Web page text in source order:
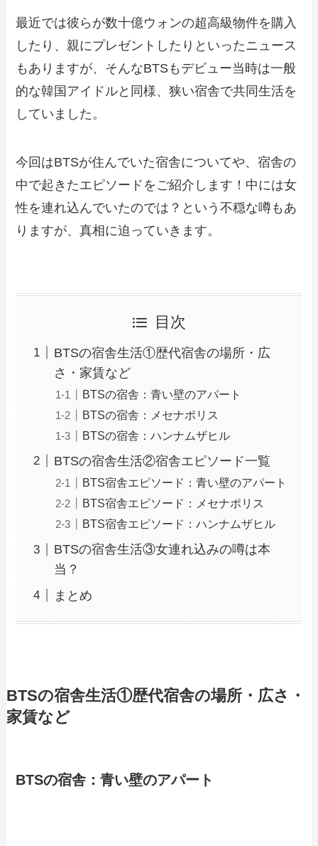
最近では彼らが数十億ウォンの超高級物件を購入
したり、親にプレゼントしたりといったニュース
もありますが、そんなBTSもデビュー当時は一般
的な韓国アイドルと同様、狭い宿舎で共同生活を
していました。
今回はBTSが住んでいた宿舎についてや、宿舎の
中で起きたエピソードをご紹介します！中には女
性を連れ込んでいたのでは？という不穏な噂もあ
りますが、真相に迫っていきます。
目次
BTSの宿舎生活①歴代宿舎の場所・広
さ・家賃など
BTSの宿舎：青い壁のアパート
BTSの宿舎：メセナポリス
BTSの宿舎：ハンナムザヒル
BTSの宿舎生活②宿舎エピソード一覧
BTS宿舎エピソード：青い壁のアパート
BTS宿舎エピソード：メセナポリス
BTS宿舎エピソード：ハンナムザヒル
BTSの宿舎生活③女連れ込みの噂は本
当？
まとめ
BTSの宿舎生活①歴代宿舎の場所・広さ・
家賃など
BTSの宿舎：青い壁のアパート